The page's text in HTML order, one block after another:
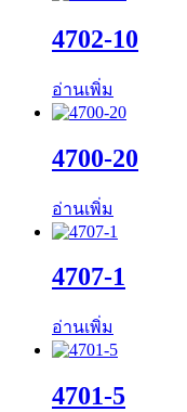
4702-10
อ่านเพิ่ม
4700-20
อ่านเพิ่ม
4707-1
อ่านเพิ่ม
4701-5